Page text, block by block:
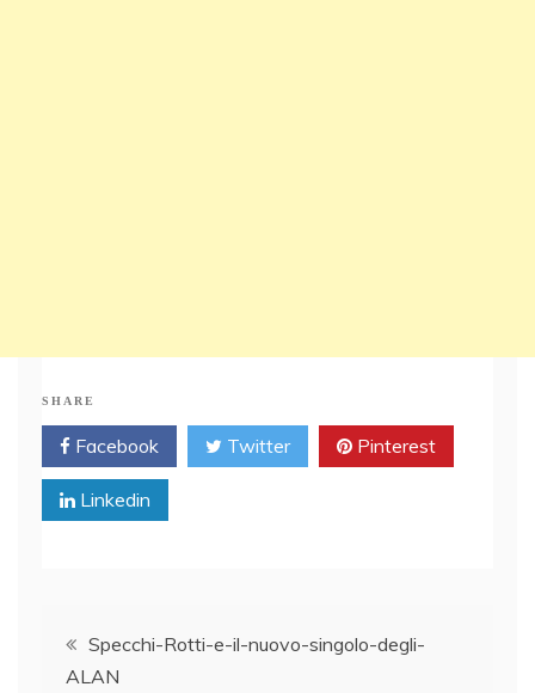
SHARE
Facebook Twitter Pinterest
Linkedin
PostSpecchi-Rotti-e-il-nuovo-singolo-degli-
ALAN